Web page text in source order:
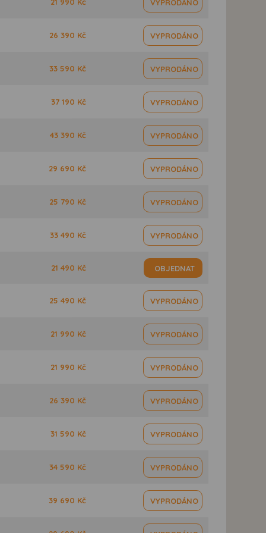
VYPRODÁNO
26 390 Kč VYPRODÁNO
33 590 Kč VYPRODÁNO
37 190 Kč VYPRODÁNO
43 390 Kč VYPRODÁNO
29 690 Kč VYPRODÁNO
25 790 Kč VYPRODÁNO
33 490 Kč VYPRODÁNO
21 490 Kč OBJEDNAT
25 490 Kč VYPRODÁNO
21 990 Kč VYPRODÁNO
21 990 Kč VYPRODÁNO
26 390 Kč VYPRODÁNO
31 590 Kč VYPRODÁNO
34 590 Kč VYPRODÁNO
39 690 Kč VYPRODÁNO